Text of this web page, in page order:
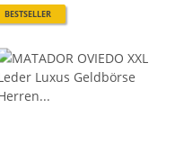
BESTSELLER